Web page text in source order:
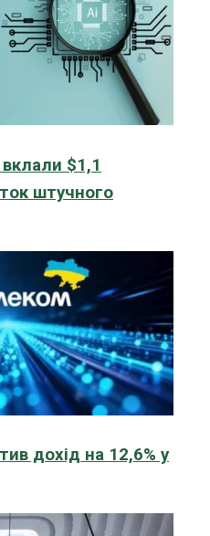
$1,1
штучного
дохід на 12,6% у